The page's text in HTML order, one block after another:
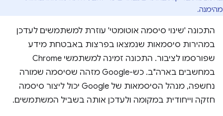
מהימנה.
התכונה 'שינוי סיסמה אוטומטי' עוזרת למשתמשים לעדכן
במהירות סיסמאות שנמצאו בפרצות באבטחת מידע
שפורסמו לציבור. התכונה זמינה למשתמשי Chrome
במחשבים בארה"ב. כש-Google מזהה שסיסמה שמורה
נחשפה, מנהל הסיסמאות של Google יכול ליצור סיסמה
חזקה וייחודית במקומה ולעדכן אותה בשביל המשתמשים.